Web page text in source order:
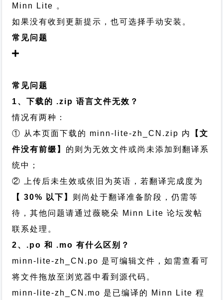
Minn Lite 。
如果没有收到更新提示，也可选择手动安装。
常见问题
常见问题
1、下载的 .zip 语言文件无效？
情况有两种：
① 从本页面下载的 minn-lite-zh_CN.zip 内
【文
件没有前缀】 的则为无效文件或尚未添加到翻译系
统中；
② 上传后未生效或依旧为英语，若翻译完成度为
【 30% 以下】 则尚处于翻译准备阶段，仍需等
待，其他问题请通过薇晓朵 Minn Lite 论坛发帖
联系处理。
2、.po 和 .mo 有什么区别？
minn-lite-zh_CN.po 是可编辑文件，如需查看可
将文件拖放至浏览器中看到源代码。
minn-lite-zh_CN.mo 是已编译的 Minn Lite 程